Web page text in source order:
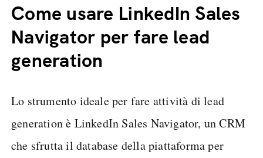
Come usare LinkedIn Sales
Navigator per fare lead
generation
Lo strumento ideale per fare attività di lead
generation è LinkedIn Sales Navigator, un CRM
che sfrutta il database della piattaforma per